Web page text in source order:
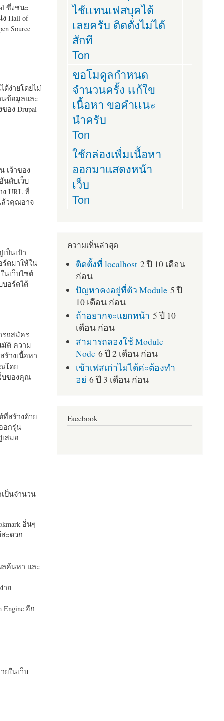
ซึ่งชนะ
Hall of
Source
ด้ง่ายโดยไม่
นข้อมูลและ
อง Drupal
เจ้าของ
นดับเว็บ
URL ที่
ล้วคุณอาจ
ป็นเป้า
ร์ดมาให้ใน
นเว็บไซต์
บอร์ดได้
รถสมัคร
มัติ ความ
ร้างเนื้อหา
ณโดย
บของคุณ
ที่สร้างด้วย
อกรุ่น
สมอ
ป็นจำนวน
อื่นๆ
สะดวก
ลค้นหา และ
าย
อีก
ยในเว็บ
ไช้เเทนเฟสบุคได้
เลยครับ ติดตั่งไม่ได้
สักที
Ton
ขอโมดูลกำหนด
จำนวนครั้ง เเก้ใข
เนื้อหา ขอคำเเนะ
นำครับ
Ton
ใช้กล่องเพื่มเนื้อหา
ออกมาแสดงหน้า
เว็บ
Ton
ความเห็นล่าสุด
ติดตั้งที่ localhost 2 ปี 10 เดือน
ก่อน
ปัญหาคงอยู่ที่ตัว Module 5 ปี
10 เดือน ก่อน
ถ้าอยากจะแยกหน้า 5 ปี 10
เดือน ก่อน
สามารถลองใช้ Module
Node 6 ปี 2 เดือน ก่อน
เข้าเฟสเก่าไม่ได้ค่ะต้องทำ
อย่ 6 ปี 3 เดือน ก่อน
Facebook